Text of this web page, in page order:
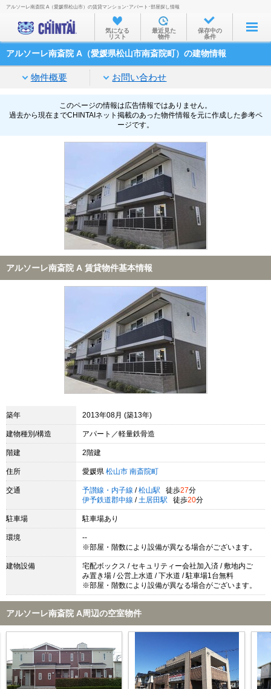
お部屋を探す
沿線・駅から
家賃相場から
通勤通学時間から
物件特集から
不動産会社から
TOP
アルソーレ南斎院 A（愛媛県松山市）の賃貸マンション･アパート･部屋探し情報
気になる
リスト
最近見た
物件
保存中の
条件
アルソーレ南斎院 A（愛媛県松山市南斎院町）の建物情報
物件概要 お問い合わせ
このページの情報は広告情報ではありません。
過去から現在までCHINTAIネット掲載のあった物件情報を元に作成した参考ペ
ージです。
アルソーレ南斎院 A 賃貸物件基本情報
築年 2013年08月 (築13年)
建物種別/構造 アパート／軽量鉄骨造
階建 2階建
住所 愛媛県 松山市 南斎院町
交通 予讃線・内子線 / 松山駅 徒歩27分
伊予鉄道郡中線 / 土居田駅 徒歩20分
駐車場 駐車場あり
環境
--
※部屋・階数により設備が異なる場合がございます。
建物設備
宅配ボックス / セキュリティー会社加入済 / 敷地内ご
み置き場 / 公営上水道 / 下水道 / 駐車場1台無料
※部屋・階数により設備が異なる場合がございます。
アルソーレ南斎院 A周辺の空室物件